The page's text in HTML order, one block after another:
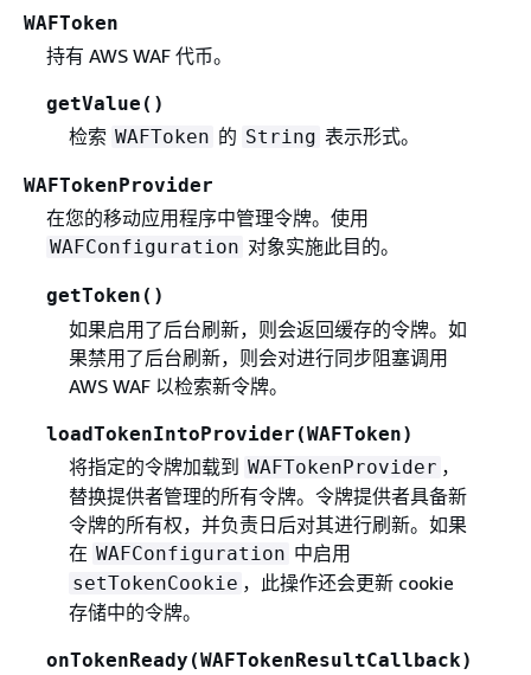
WAFToken
持有 AWS WAF 代币。
getValue()
检索 WAFToken 的 String 表示形式。
WAFTokenProvider
在您的移动应用程序中管理令牌。使用
WAFConfiguration 对象实施此目的。
getToken()
如果启用了后台刷新，则会返回缓存的令牌。如
果禁用了后台刷新，则会对进行同步阻塞调用
AWS WAF 以检索新令牌。
loadTokenIntoProvider(WAFToken)
将指定的令牌加载到 WAFTokenProvider ，
替换提供者管理的所有令牌。令牌提供者具备新
令牌的所有权，并负责日后对其进行刷新。如果
在 WAFConfiguration 中启用
setTokenCookie ，此操作还会更新 cookie
存储中的令牌。
onTokenReady(WAFTokenResultCallback)